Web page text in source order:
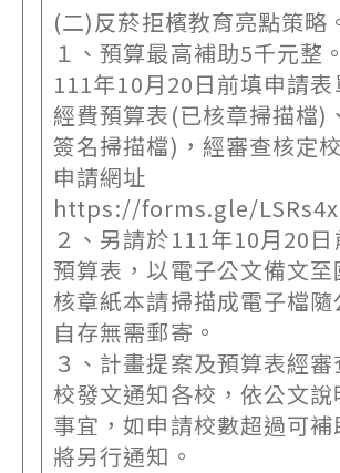
(二)反菸拒檳教育亮點
１、預算最高補助5千元整
111年10月20日前填申請
經費預算表(已核章掃描檔)
簽名掃描檔)，經審查核定
申請網址
https://forms.gle/
２、另請於111年10月20
預算表，以電子公文備文
核章紙本請掃描成電子檔
自存無需郵寄。
３、計畫提案及預算表經
校發文通知各校，依公文
事宜，如申請校數超過可
將另行通知。